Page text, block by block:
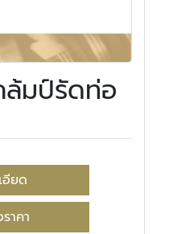
ล้มป์รัดท่อ
อียด
าคา